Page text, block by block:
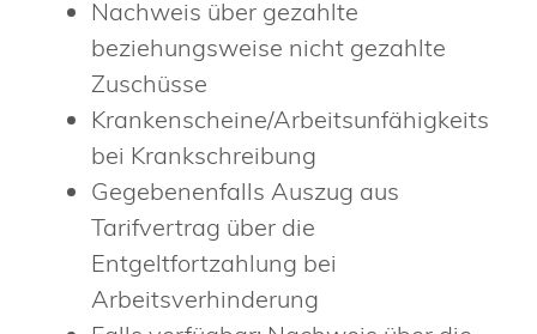
Nachweis über gezahlte
beziehungsweise nicht gezahlte
Zuschüsse
Krankenscheine/
bei Krankschreibung
Gegebenenfalls Auszug aus
Tarifvertrag über die
Entgeltfortzahlung bei
Arbeitsverhinderung